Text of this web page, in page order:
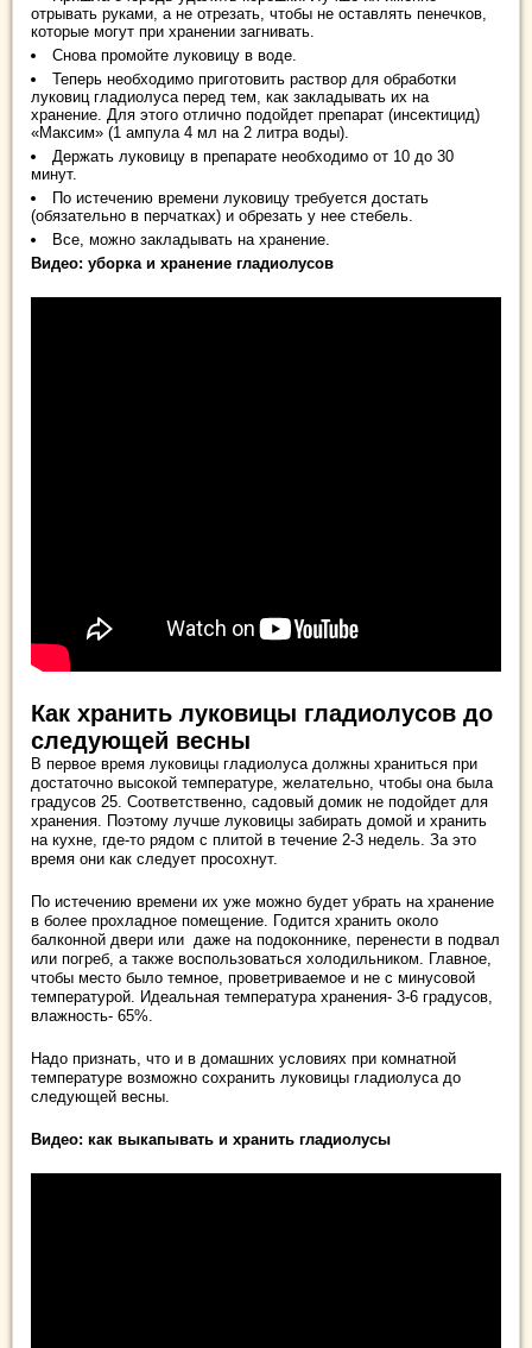
отрывать руками, а не отрезать, чтобы не оставлять пенечков,
которые могут при хранении загнивать.
Снова промойте луковицу в воде.
Теперь необходимо приготовить раствор для обработки
луковиц гладиолуса перед тем, как закладывать их на
хранение. Для этого отлично подойдет препарат (инсектицид)
«Максим» (1 ампула 4 мл на 2 литра воды).
Держать луковицу в препарате необходимо от 10 до 30
минут.
По истечению времени луковицу требуется достать
(обязательно в перчатках) и обрезать у нее стебель.
Все, можно закладывать на хранение.
Видео: уборка и хранение гладиолусов
Как хранить луковицы гладиолусов до
следующей весны
В первое время луковицы гладиолуса должны храниться при
достаточно высокой температуре, желательно, чтобы она была
градусов 25. Соответственно, садовый домик не подойдет для
хранения. Поэтому лучше луковицы забирать домой и хранить
на кухне, где-то рядом с плитой в течение 2-3 недель. За это
время они как следует просохнут.
По истечению времени их уже можно будет убрать на хранение
в более прохладное помещение. Годится хранить около
балконной двери или даже на подоконнике, перенести в подвал
или погреб, а также воспользоваться холодильником. Главное,
чтобы место было темное, проветриваемое и не с минусовой
температурой. Идеальная температура хранения- 3-6 градусов,
влажность- 65%.
Надо признать, что и в домашних условиях при комнатной
температуре возможно сохранить луковицы гладиолуса до
следующей весны.
Видео: как выкапывать и хранить гладиолусы